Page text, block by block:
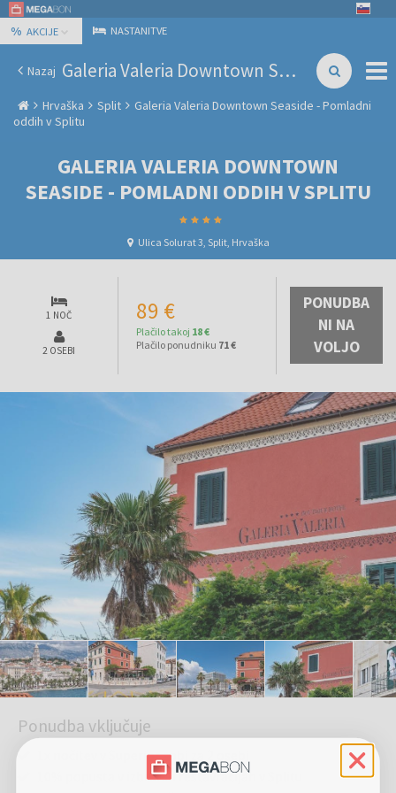
% AKCIJE NASTANITVE
Nazaj Galeria Valeria Downtown Seaside - Pomladni oddih v Splitu
Hrvaška Split
Galeria Valeria Downtown Seaside - Pomladni
oddih v Splitu
GALERIA VALERIA DOWNTOWN
SEASIDE - POMLADNI ODDIH V SPLITU
Ulica Solurat 3, Split, Hrvaška
1 NOČ
2 OSEBI
89 €
Plačilo takoj 18 €
Plačilo ponudniku 71 €
PONUDBA
NI NA
VOLJO
Ponudba vključuje
1x nočitev v Superior sobi za 2 osebi
10% popusta v izbranih restavracijah v Splitu